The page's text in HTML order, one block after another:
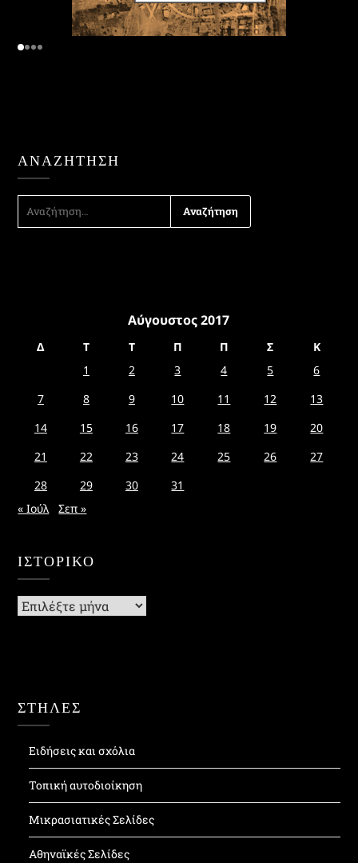
ΑΝΑΖΉΤΗΣΗ
ΑΝΑΖΉΤΗΣΗ
Αύγουστος 2017
Δ Τ Τ Π Π Σ
Κ
1
2 3 4 5
6
7
8 9 10 11 12
13
14
15 16 17 18 19
20
21
22 23 24 25 26
27
28
29 30
31
« Ιούλ
Σεπ »
ΙΣΤΟΡΙΚΌ
Ιστορικό
ΣΤΗΛΕΣ
Ειδήσεις και σχόλια
Τοπική αυτοδιοίκηση
Μικρασιατικές Σελίδες
Αθηναϊκές Σελίδες